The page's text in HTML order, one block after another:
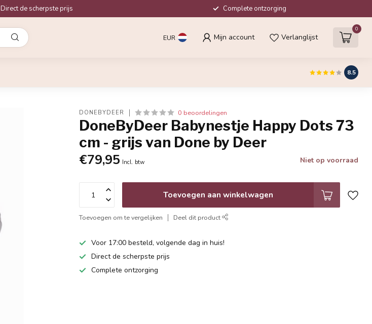
Direct de scherpste prijs Complete ontzorging
EUR Mijn account Verlanglijst
0
8.5
DONEBYDEER 0 beoordelingen
DoneByDeer Babynestje Happy Dots 73
cm - grijs van Done by Deer
€79,95 Incl. btw Niet op voorraad
Toevoegen aan winkelwagen
Toevoegen om te vergelijken Deel dit product
Voor 17:00 besteld, volgende dag in huis!
Direct de scherpste prijs
Complete ontzorging